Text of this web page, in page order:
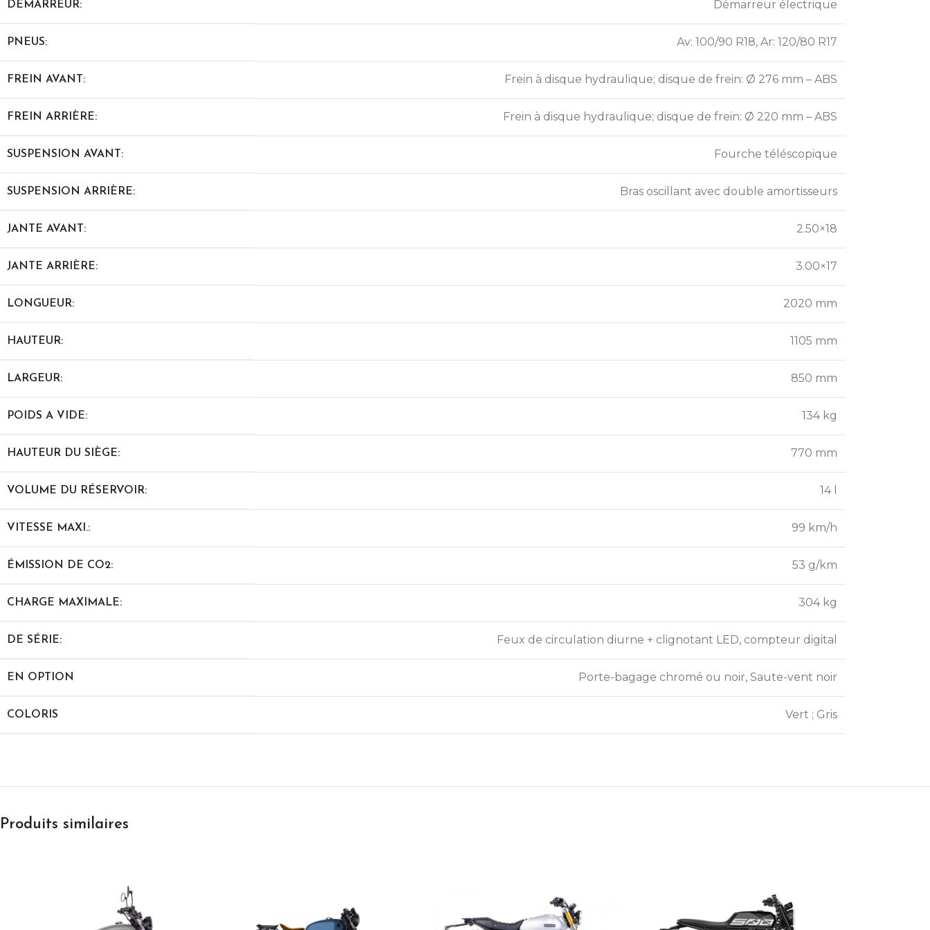
DÉMARREUR: Démarreur électrique
PNEUS: Av: 100/90 R18, Ar: 120/80 R17
FREIN AVANT: Frein à disque hydraulique; disque de frein: Ø 276 mm – ABS
FREIN ARRIÈRE: Frein à disque hydraulique; disque de frein: Ø 220 mm – ABS
SUSPENSION AVANT: Fourche téléscopique
SUSPENSION ARRIÈRE: Bras oscillant avec double amortisseurs
JANTE AVANT: 2.50×18
JANTE ARRIÈRE: 3.00×17
LONGUEUR: 2020 mm
HAUTEUR: 1105 mm
LARGEUR: 850 mm
POIDS A VIDE: 134 kg
HAUTEUR DU SIÈGE: 770 mm
VOLUME DU RÉSERVOIR: 14 l
VITESSE MAXI.: 99 km/h
ÉMISSION DE CO2: 53 g/km
CHARGE MAXIMALE: 304 kg
DE SÉRIE: Feux de circulation diurne + clignotant LED, compteur digital
EN OPTION Porte-bagage chromé ou noir, Saute-vent noir
COLORIS Vert ; Gris
Produits similaires